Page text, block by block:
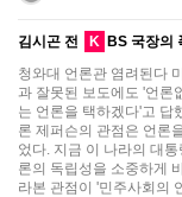
김시곤 전 K BS 국장의
청와대 언론관 염려된다
과 잘못된 보도에도 '언론
는 언론을 택하겠다'고 답
론 제퍼슨의 관점은 언론
었다. 지금 이 나라의 대
론의 독립성을 소중하게
라본 관점이 '민주사회의